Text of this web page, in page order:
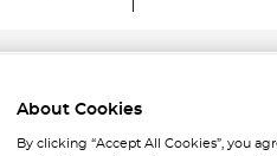
About Cookies
By clicking “Accept All Cookies”, you